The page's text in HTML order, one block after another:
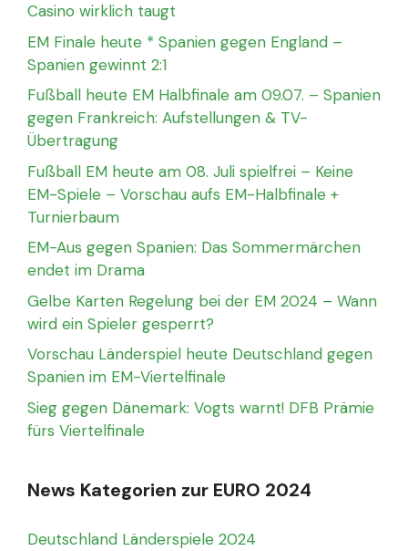
Casino wirklich taugt
EM Finale heute * Spanien gegen England –
Spanien gewinnt 2:1
Fußball heute EM Halbfinale am 09.07. – Spanien
gegen Frankreich: Aufstellungen & TV-
Übertragung
Fußball EM heute am 08. Juli spielfrei – Keine
EM-Spiele – Vorschau aufs EM-Halbfinale +
Turnierbaum
EM-Aus gegen Spanien: Das Sommermärchen
endet im Drama
Gelbe Karten Regelung bei der EM 2024 – Wann
wird ein Spieler gesperrt?
Vorschau Länderspiel heute Deutschland gegen
Spanien im EM-Viertelfinale
Sieg gegen Dänemark: Vogts warnt! DFB Prämie
fürs Viertelfinale
News Kategorien zur EURO 2024
Deutschland Länderspiele 2024